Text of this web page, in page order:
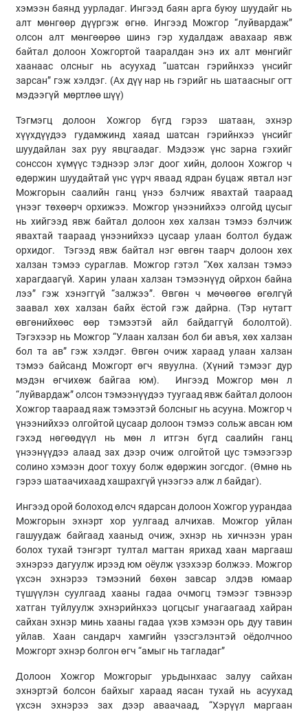
хэмээн баянд уурладаг. Ингээд баян арга буюу шуудайг нь
алт мөнгөөр дүүргэж өгнө. Ингээд Можгор “луйвардаж”
олсон алт мөнгөөрөө шинэ гэр худалдаж авахаар явж
байтал долоон Хожгортой тааралдан энэ их алт мөнгийг
хаанаас олсныг нь асуухад “шатсан гэрийнхээ үнсийг
зарсан” гэж хэлдэг. (Ах дүү нар нь гэрийг нь шатаасныг огт
мэдээгүй мөртлөө шүү)
Тэгмэгц долоон Хожгор бүгд гэрээ шатаан, эхнэр
хүүхдүүдээ гудамжинд хаяад шатсан гэрийнхээ үнсийг
шуудайлан зах руу явцгаадаг. Мэдээж үнс зарна гэхийг
сонссон хүмүүс тэднээр элэг доог хийн, долоон Хожгор ч
өдөржин шуудайтай үнс үүрч яваад ядран буцаж явтал нэг
Можгорын саалийн ганц үнээ бэлчиж явахтай таараад
үнээг төхөөрч орхижээ. Можгор үнээнийхээ олгойд цусыг
нь хийгээд явж байтал долоон хөх халзан тэмээ бэлчиж
явахтай таараад үнээнийхээ цусаар улаан болтол будаж
орхидог. Тэгээд явж байтал нэг өвгөн таарч долоон хөх
халзан тэмээ сураглав. Можгор гэтэл “Хөх халзан тэмээ
харагдаагүй. Харин улаан халзан тэмээнүүд ойрхон байна
лээ” гэж хэнэггүй “залжээ”. Өвгөн ч мөчөөгөө өгөлгүй
заавал хөх халзан байх ёстой гэж дайрна. (Тэр нутагт
өвгөнийхөөс өөр тэмээтэй айл байдаггүй бололтой).
Тэгэхээр нь Можгор “Улаан халзан бол би авъя, хөх халзан
бол та ав” гэж хэлдэг. Өвгөн очиж хараад улаан халзан
тэмээ байсанд Можгорт өгч явуулна. (Хүний тэмээг дур
мэдэн өгчихөж байгаа юм). Ингээд Можгор мөн л
“луйвардаж” олсон тэмээнүүдээ туугаад явж байтал долоон
Хожгор таараад яаж тэмээтэй болсныг нь асууна. Можгор ч
үнээнийхээ олгойтой цусаар долоон тэмээ сольж авсан юм
гэхэд нөгөөдүүл нь мөн л итгэн бүгд саалийн ганц
үнээнүүдээ алаад зах дээр очиж олгойтой цус тэмээгээр
солино хэмээн доог тохуу болж өдөржин зогсдог. (Өмнө нь
гэрээ шатаачихаад хашрахгүй үнээгээ алж л байдаг).
Ингээд орой болоход өлсч ядарсан долоон Хожгор уурандаа
Можгорын эхнэрт хор уулгаад алчихав. Можгор уйлан
гашуудаж байгаад хааныд очиж, эхнэр нь хичнээн уран
болох тухай тэнгэрт тултал магтан ярихад хаан маргааш
эхнэрээ дагуулж ирээд юм оёулж үзэхээр болжээ. Можгор
үхсэн эхнэрээ тэмээний бөхөн завсар элдэв юмаар
түшүүлэн суулгаад хааны гадаа очмогц тэмээг тэвнээр
хатган туйлуулж эхнэрийнхээ цогцсыг унагаагаад хайран
сайхан эхнэр минь хааны гадаа үхэв хэмээн орь дуу тавин
уйлав. Хаан сандарч хамгийн үзэсгэлэнтэй оёдолчноо
Можгорт эхнэр болгон өгч “амыг нь тагладаг”
Долоон Хожгор Можгорыг урьдынхаас залуу сайхан
эхнэртэй болсон байхыг хараад яасан тухай нь асуухад
үхсэн эхнэрээ зах дээр аваачаад, “Хэрүүл маргаан